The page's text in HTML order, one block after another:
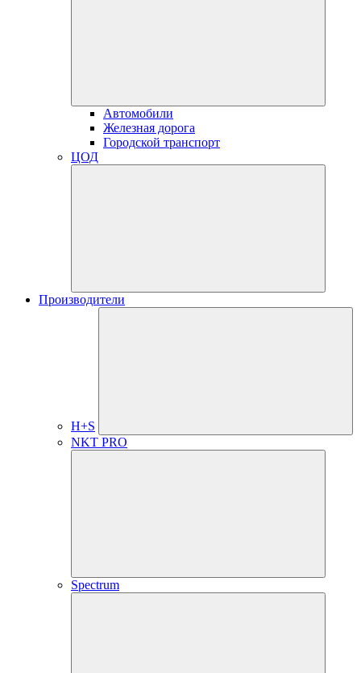
Автомобили
Железная дорога
Городской транспорт
ЦОД
Производители
H+S
NKT PRO
Spectrum